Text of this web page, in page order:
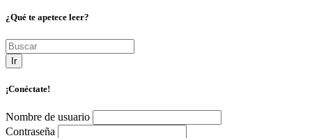
¿Qué te apetece leer?
Ir
¡Conéctate!
Nombre de usuario
Contraseña